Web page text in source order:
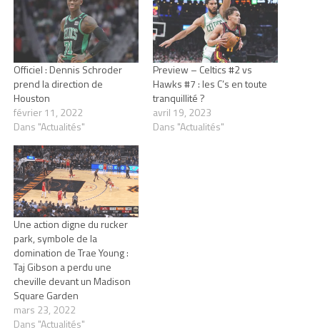
Officiel : Dennis Schroder
prend la direction de
Houston
février 11, 2022
Dans "Actualités"
Preview – Celtics #2 vs
Hawks #7 : les C’s en toute
tranquillité ?
avril 19, 2023
Dans "Actualités"
Une action digne du rucker
park, symbole de la
domination de Trae Young :
Taj Gibson a perdu une
cheville devant un Madison
Square Garden
mars 23, 2022
Dans "Actualités"